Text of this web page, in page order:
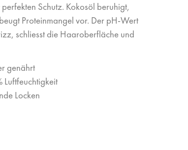
Schutz. Kokosöl beruhigt,
Proteinmangel vor. Der pH-Wert
schliesst die Haaroberfläche und
genährt
Locken